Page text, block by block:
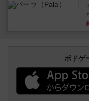
ボドゲ